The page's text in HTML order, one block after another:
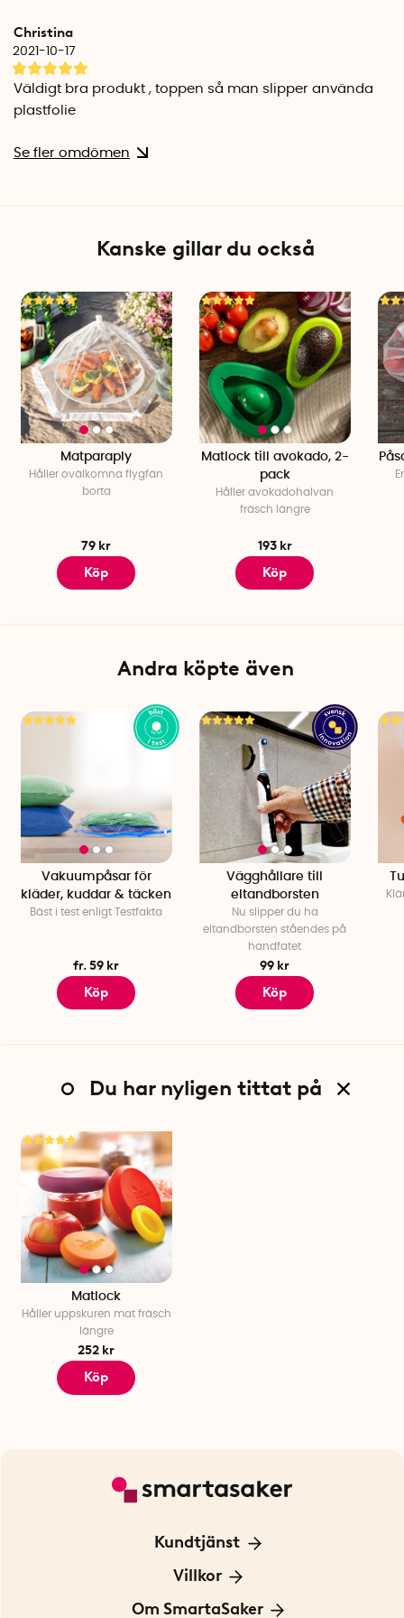
Christina
2021-10-17
Väldigt bra produkt , toppen så man slipper använda
plastfolie
Se fler omdömen
Kanske gillar du också
Matparaply
Håller ovälkomna flygfän
borta
79 kr
Köp
Matlock till avokado, 2-
pack
Håller avokadohalvan
fräsch längre
193 kr
Köp
Andra köpte även
Vakuumpåsar för
kläder, kuddar & täcken
Bäst i test enligt Testfakta
fr. 59 kr
Köp
Vägghållare till
eltandborsten
Nu slipper du ha
eltandborsten ståendes på
handfatet
99 kr
Köp
Du har nyligen tittat på
Matlock
Håller uppskuren mat fräsch
längre
252 kr
Köp
Kundtjänst
Kontakta oss
För Företag
Villkor
Frakt och leverans
Om SmartaSaker